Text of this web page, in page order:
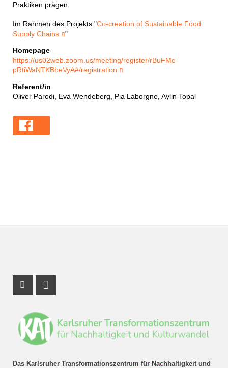
Praktiken prägen.
Im Rahmen des Projekts "Co-creation of Sustainable Food
Supply Chains
"
Homepage
https://us02web.zoom.us/meeting/register/rBuFMe-
pRtiWaNTKBbeVyA#/registration
Referent/in
Oliver Parodi, Eva Wendeberg, Pia Laborgne, Aylin Topal
Das Karlsruher Transformationszentrum für Nachhaltigkeit und
Instagram Profil
LinkedIn Profil